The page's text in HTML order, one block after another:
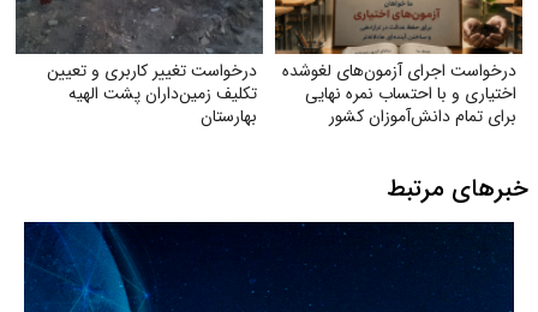
درخواست اجرای آزمون‌های لغوشده
اختیاری و با احتساب نمره نهایی
برای تمام دانش‌آموزان کشور
درخواست تغییر کاربری و تعیین‌
تکلیف زمین‌داران پشت الهیه
بهارستان
خبرهای مرتبط